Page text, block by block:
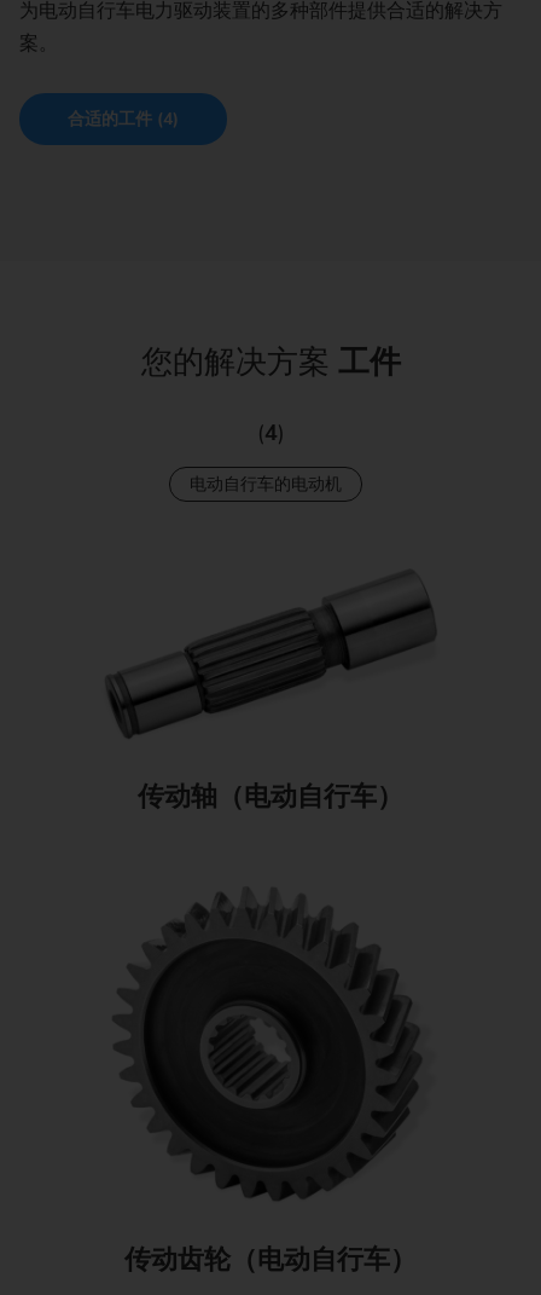
为电动自行车电力驱动装置的多种部件提供合适的解决方
案。
合适的工件 (4)
您的解决方案 工件
(4)
电动自行车的电动机
传动轴（电动自行车）
传动齿轮（电动自行车）